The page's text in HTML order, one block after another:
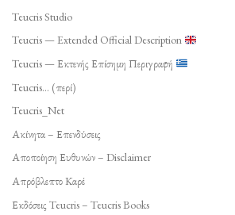
Teucris Studio
Teucris — Extended Official Description
Teucris — Εκτενής Επίσημη Περιγραφή
Teucris… (περί)
Teucris_Net
Ακίνητα – Επενδύσεις
Αποποίηση Ευθυνών – Disclaimer
Απρόβλεπτο Καρέ
Εκδόσεις Teucris – Teucris Books